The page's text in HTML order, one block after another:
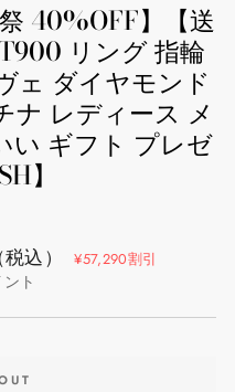
40%OFF】【送
リング 指輪
ェ ダイヤモンド
ナ レディース メ
い ギフト プレゼ
】
（税込） ¥57,290割引
ト